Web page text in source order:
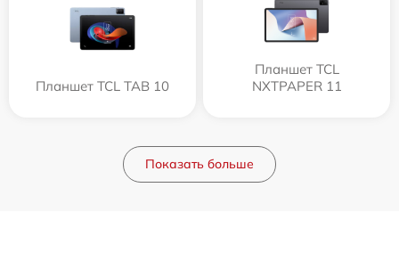
Планшет TCL TAB 10
Планшет TCL
NXTPAPER 11
Показать больше